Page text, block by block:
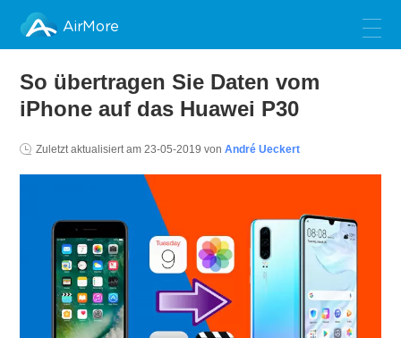
AirMore
So übertragen Sie Daten vom
iPhone auf das Huawei P30
Zuletzt aktualisiert am23-05-2019 vonAndré Ueckert